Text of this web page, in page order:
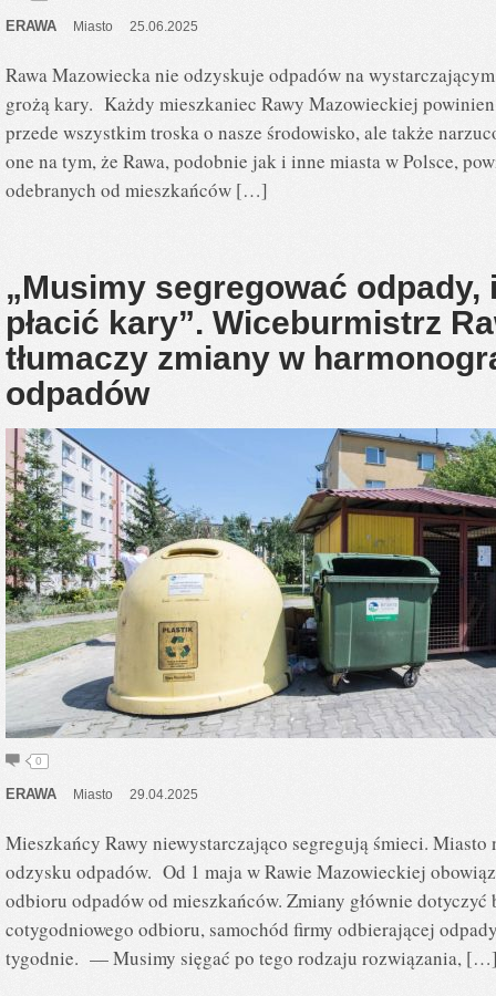
ERAWA Miasto 25.06.2025
Rawa Mazowiecka nie odzyskuje odpadów na
grożą kary. Każdy mieszkaniec Rawy Mazowieckiej
przede wszystkim troska o nasze środowisko, ale także
one na tym, że Rawa, podobnie jak i inne miasta w Polsce,
odebranych od mieszkańców […]
„Musimy segregować odpady,
płacić kary”. Wiceburmistrz
tłumaczy zmiany w
odpadów
0
ERAWA Miasto 29.04.2025
Mieszkańcy Rawy niewystarczająco segregują śmieci.
odzysku odpadów. Od 1 maja w Rawie Mazowieckiej
odbioru odpadów od mieszkańców. Zmiany głównie dotyczyć
cotygodniowego odbioru, samochód firmy odbierającej
tygodnie. — Musimy sięgać po tego rodzaju rozwiązania,